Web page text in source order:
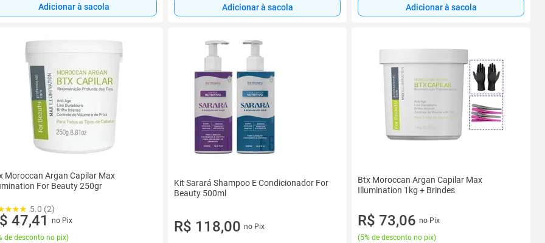
Adicionar à sacola Adicionar à sacola Adicionar à sacola
Moroccan Argan Capilar Max
For Beauty 250gr
5.0 (2)
47,41
no Pix
de desconto no pix)
Kit Sarará Shampoo E Condicionador For
Beauty 500ml
R$ 118,00 no Pix
Btx Moroccan Argan Capilar Max
Illumination 1kg + Brindes
R$ 73,06 no Pix
(5% de desconto no pix)